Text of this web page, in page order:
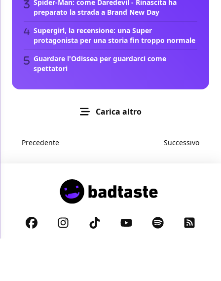
Spider-Man: come Daredevil - Rinascita ha
preparato la strada a Brand New Day
Supergirl, la recensione: una Super
protagonista per una storia fin troppo normale
Guardare l'Odissea per guardarci come
spettatori
Carica altro
Precedente Successivo